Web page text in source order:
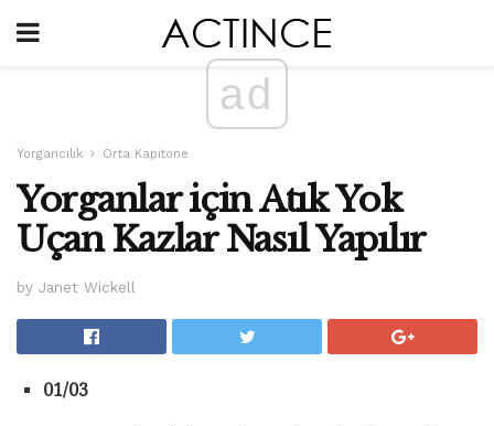
ad
Yorgancılık Orta Kapitone
Yorganlar için Atık Yok
Uçan Kazlar Nasıl Yapılır
by Janet Wickell
01/03